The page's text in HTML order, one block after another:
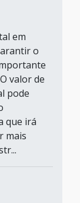
em
o
valor de
pode
que irá
mais